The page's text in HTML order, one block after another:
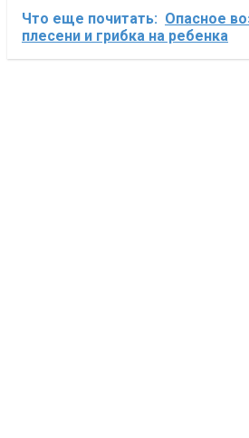
Что еще почитать: Опасное
плесени и грибка на ребенка